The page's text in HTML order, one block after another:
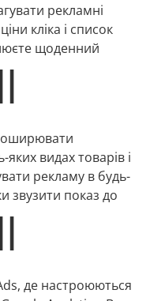
рекламні
кліка і список
щоденний
видах товарів і
рекламу в будь-
звузити показ до
де настроюються